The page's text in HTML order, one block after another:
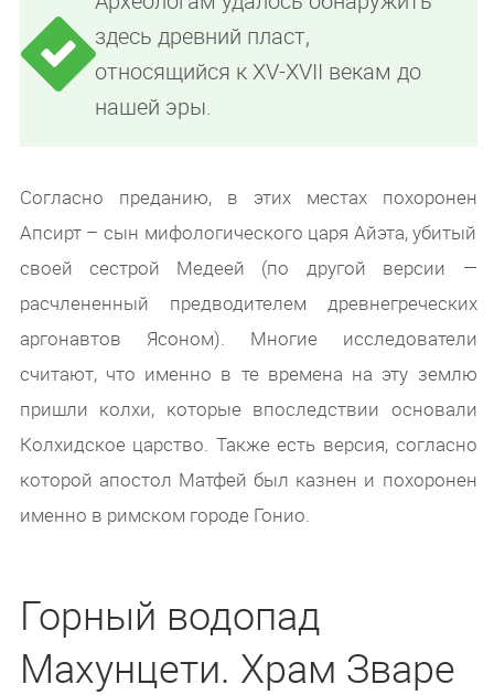
здесь древний пласт,
относящийся к XV-XVII векам до
нашей эры.
Согласно преданию, в этих местах похоронен
Апсирт – сын мифологического царя Айэта, убитый
своей сестрой Медеей (по другой версии —
расчлененный предводителем древнегреческих
аргонавтов Ясоном). Многие исследователи
считают, что именно в те времена на эту землю
пришли колхи, которые впоследствии основали
Колхидское царство. Также есть версия, согласно
которой апостол Матфей был казнен и похоронен
именно в римском городе Гонио.
Горный водопад
Махунцети. Храм Зваре